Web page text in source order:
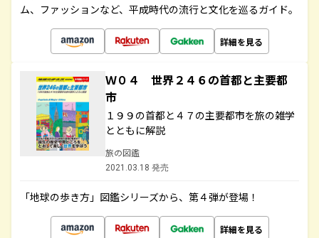
ム、ファッションなど、平成時代の流行と文化を巡るガイド。
詳細を見る
Ｗ０４ 世界２４６の首都と主要都
市
１９９の首都と４７の主要都市を旅の雑学
とともに解説
旅の図鑑
2021.03.18 発売
「地球の歩き方」図鑑シリーズから、第４弾が登場！
詳細を見る